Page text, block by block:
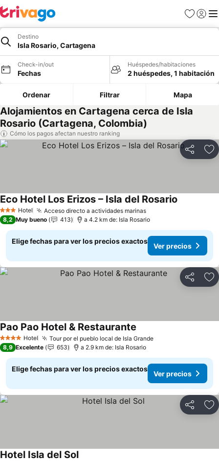
Favoritos
Iniciar
Destino
Isla Rosario, Cartagena
Check-in/out
Fechas
Huéspedes/habitaciones
2 huéspedes, 1 habitación
Ordenar Filtrar Mapa
Alojamientos en Cartagena cerca de Isla
Rosario (Cartagena, Colombia)
Cómo los pagos afectan nuestro ranking
Compartir
3 Estrellas
Hotel Acceso directo a actividades marinas
Eco Hotel Los Erizos – Isla del Rosario
8,2 Muy bueno 413 a 4.2 km de: Isla Rosario
Elige fechas para ver los precios exactos
Ver precios
Compartir
4 EstrellasHotel Tour por el pueblo local de Isla Grande
Pao Pao Hotel & Restaurante
8,9 Excelente 653 a 2.9 km de: Isla Rosario
Elige fechas para ver los precios exactos
Ver precios
Compartir
Hotel Isla del Sol